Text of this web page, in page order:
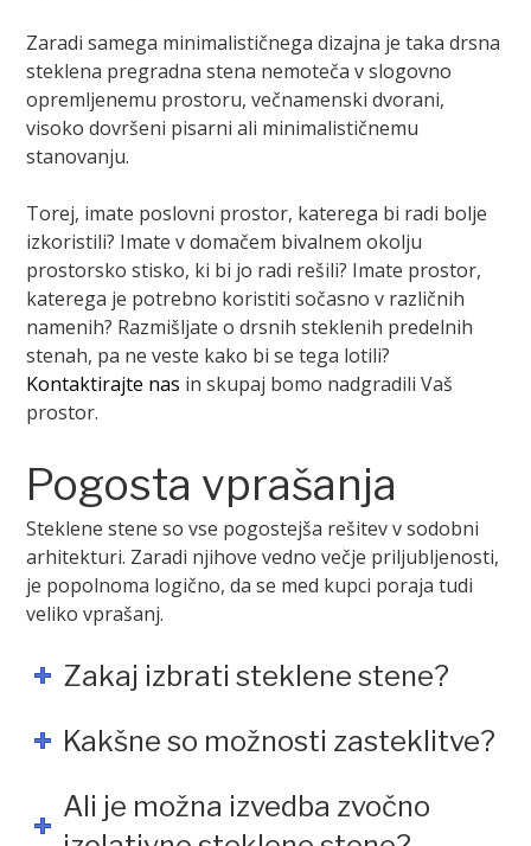
Zaradi samega minimalističnega dizajna je taka drsna
steklena pregradna stena nemoteča v slogovno
opremljenemu prostoru, večnamenski dvorani,
visoko dovršeni pisarni ali minimalističnemu
stanovanju.
Torej, imate poslovni prostor, katerega bi radi bolje
izkoristili? Imate v domačem bivalnem okolju
prostorsko stisko, ki bi jo radi rešili? Imate prostor,
katerega je potrebno koristiti sočasno v različnih
namenih? Razmišljate o drsnih steklenih predelnih
stenah, pa ne veste kako bi se tega lotili?
Kontaktirajte nas in skupaj bomo nadgradili Vaš
prostor.
Pogosta vprašanja
Steklene stene so vse pogostejša rešitev v sodobni
arhitekturi. Zaradi njihove vedno večje priljubljenosti,
je popolnoma logično, da se med kupci poraja tudi
veliko vprašanj.
Zakaj izbrati steklene stene?
Kakšne so možnosti zasteklitve?
Ali je možna izvedba zvočno